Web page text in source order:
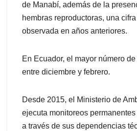
de Manabí, además de la
hembras reproductoras, una
observada en años anteriores.
En Ecuador, el mayor número
entre diciembre y febrero.
Desde 2015, el Ministerio de
ejecuta monitoreos
a través de sus dependencias